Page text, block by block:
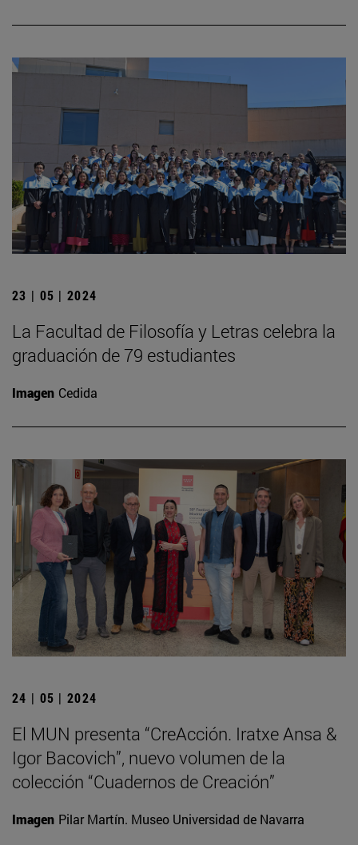
23 | 05 | 2024
La Facultad de Filosofía y Letras celebra la
graduación de 79 estudiantes
Imagen Cedida
24 | 05 | 2024
El MUN presenta “CreAcción. Iratxe Ansa &
Igor Bacovich”, nuevo volumen de la
colección “Cuadernos de Creación”
Imagen Pilar Martín. Museo Universidad de Navarra